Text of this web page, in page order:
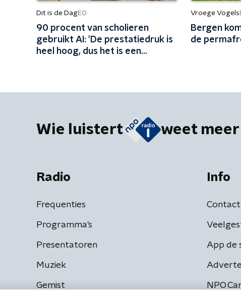
Dit is de DagEO
90 procent van scholieren
gebruikt AI: 'De prestatiedruk is
heel hoog, dus het is een
Vroege Vogels
Bergen
de
Wie luistert weet meer
Radio
Frequenties
Programma's
Presentatoren
Muziek
Gemist
Info
Contact
App de
NPO